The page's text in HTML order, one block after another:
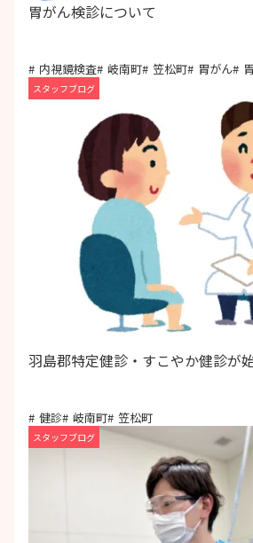
胃がん検診について
内視鏡検査
岐南町 笠松町 胃がん
スタッフブログ
羽島郡特定健診・すこやか健診が
健診
岐南町 笠松町
スタッフブログ